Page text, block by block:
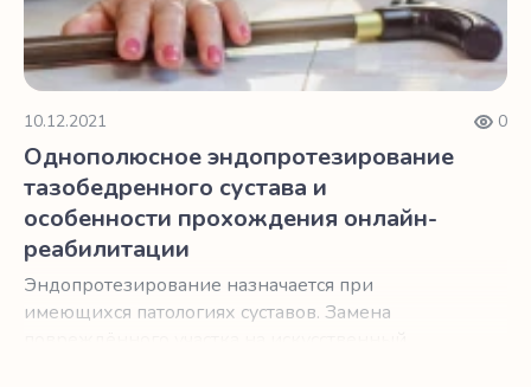
10.12.2021 0
Однополюсное эндопротезирование
тазобедренного сустава и
особенности прохождения онлайн-
реабилитации
Эндопротезирование назначается при
имеющихся патологиях суставов. Замена